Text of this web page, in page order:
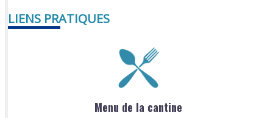
LIENS PRATIQUES
Menu de la cantine